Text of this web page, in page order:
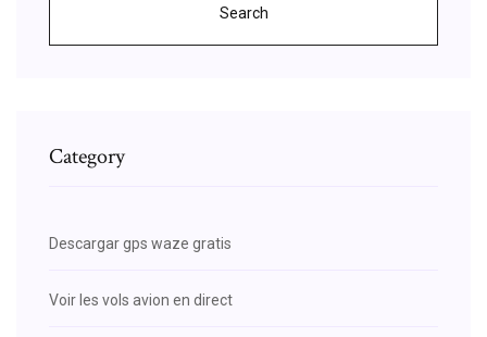
Search
Category
Descargar gps waze gratis
Voir les vols avion en direct